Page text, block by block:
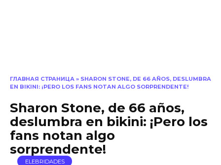
ГЛАВНАЯ СТРАНИЦА » SHARON STONE, DE 66 AÑOS, DESLUMBRA
EN BIKINI: ¡PERO LOS FANS NOTAN ALGO SORPRENDENTE!
Sharon Stone, de 66 años,
deslumbra en bikini: ¡Pero los
fans notan algo
sorprendente!
ELEBRIDADES